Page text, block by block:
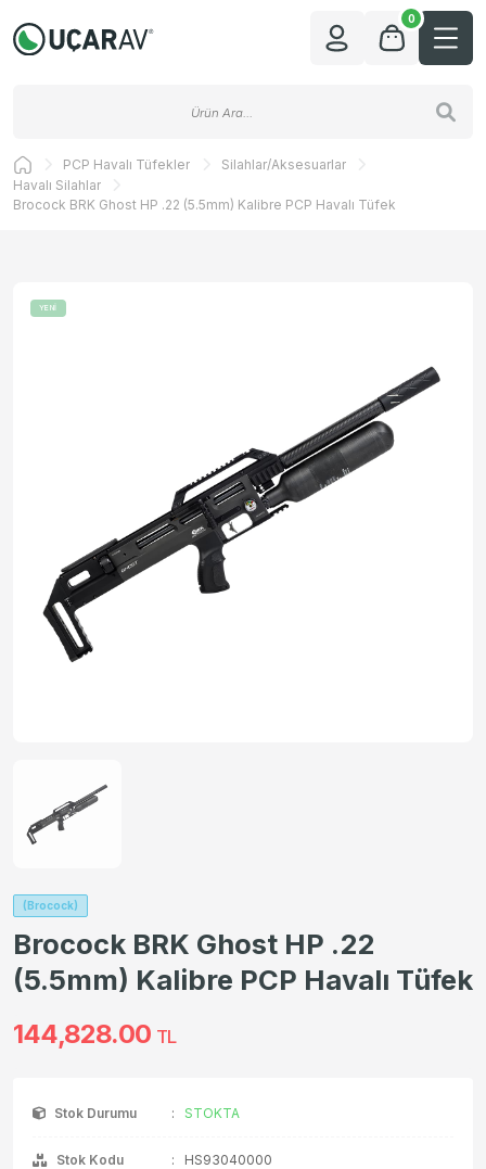
0
PCP Havalı Tüfekler
Silahlar/Aksesuarlar
Havalı Silahlar
Brocock BRK Ghost HP .22 (5.5mm) Kalibre PCP Havalı Tüfek
YENİ
(Brocock)
Brocock BRK Ghost HP .22
(5.5mm) Kalibre PCP Havalı Tüfek
144,828.00 TL
Stok Durumu : STOKTA
Stok Kodu : HS93040000